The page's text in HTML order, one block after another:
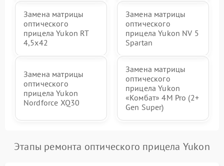
Замена матрицы
оптического
прицела Yukon RT
4,5х42
Замена матрицы
оптического
прицела Yukon NV 5
Spartan
Замена матрицы
оптического
прицела Yukon
Nordforce XQ30
Замена матрицы
оптического
прицела Yukon
«Комбат» 4M Pro (2+
Gen Super)
Этапы ремонта оптического прицела Yukon